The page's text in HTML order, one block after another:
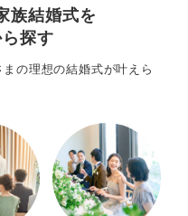
族結婚式を
探す
の理想の結婚式が叶えら